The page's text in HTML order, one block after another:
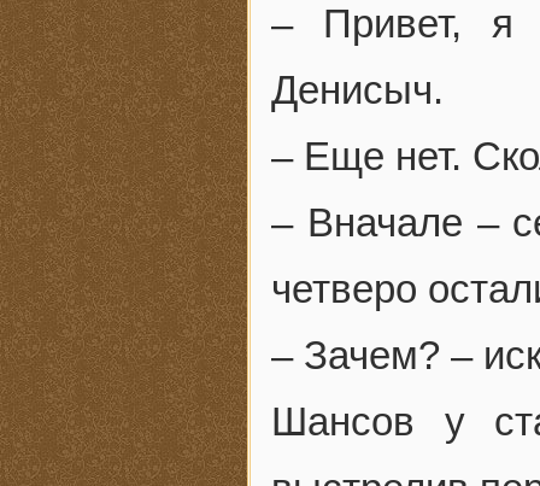
– Привет, я
Денисыч.
– Еще нет.
– Вначале –
четверо
– Зачем? –
Шансов у